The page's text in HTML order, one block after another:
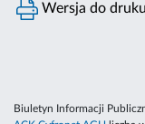
Wersja do druku
Biuletyn Informacji